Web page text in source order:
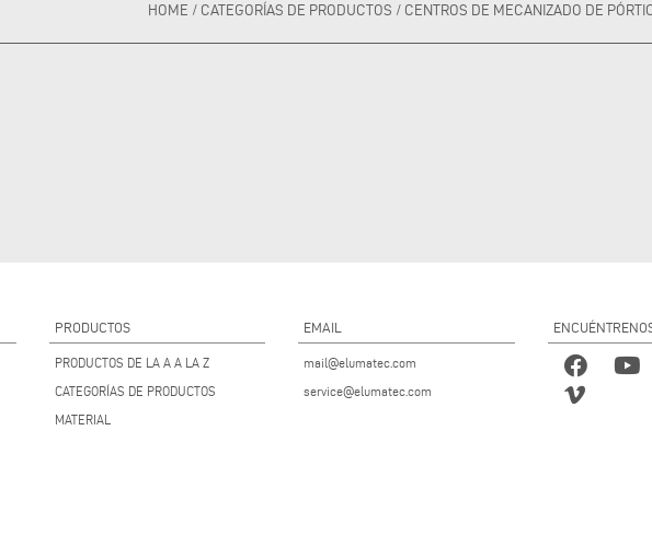
HOME / CATEGORÍAS DE PRODUCTOS / CENTROS DE MECANIZADO DE
PRODUCTOS
PRODUCTOS DE LA A A LA Z
CATEGORÍAS DE PRODUCTOS
MATERIAL
EMAIL
mail@elumatec.com
service@elumatec.com